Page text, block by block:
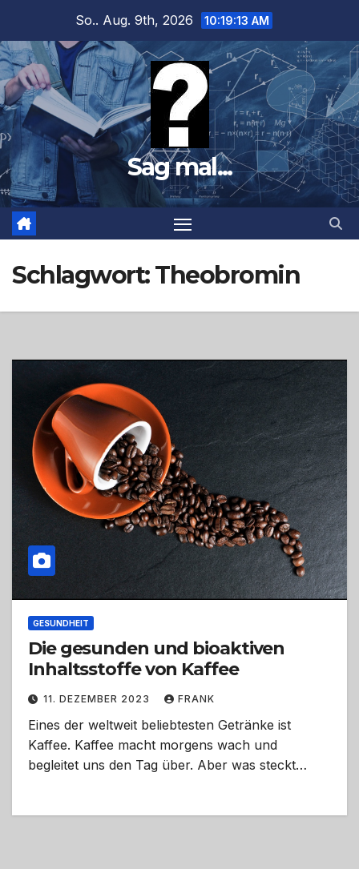
springen
So.. Aug. 9th, 2026 10:19:15 AM
Sag mal...
Schlagwort:Theobromin
GESUNDHEIT
Die gesunden und bioaktiven
Inhaltsstoffe von Kaffee
11. DEZEMBER 2023 FRANK
Eines der weltweit beliebtesten Getränke ist
Kaffee. Kaffee macht morgens wach und
begleitet uns den Tag über. Aber was steckt…